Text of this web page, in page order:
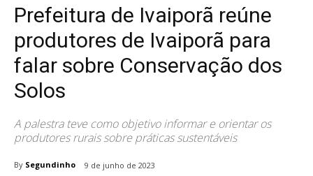
Prefeitura de Ivaiporã reúne
produtores de Ivaiporã para
falar sobre Conservação dos
Solos
A palestra teve como objetivo informar e orientar os
produtores rurais sobre práticas sustentáveis
By Segundinho 9 de junho de 2023